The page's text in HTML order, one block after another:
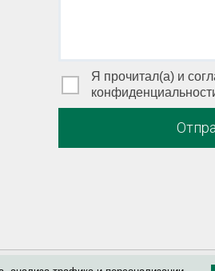
Я прочитал(а) и